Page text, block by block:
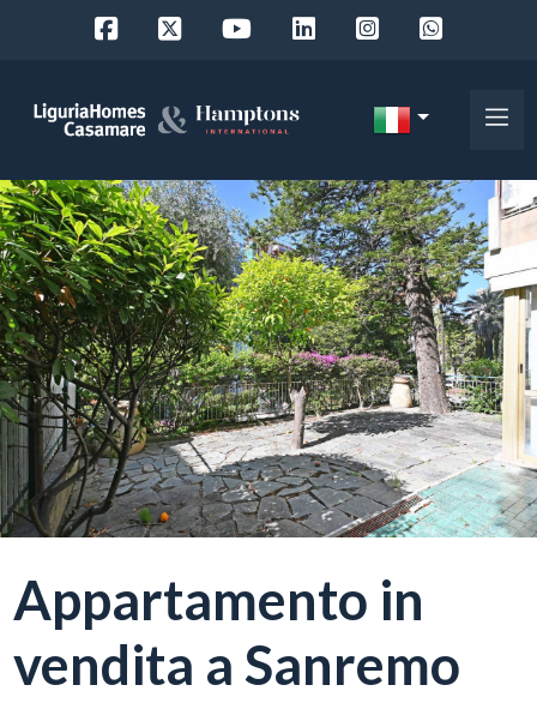
Appartamento in
vendita a Sanremo
EN
FR
DE
RU
Chi
siamo
I
nostri
La
Liguria
Scegli
dove
cercare
Provincia
Comune
Tipologia
-